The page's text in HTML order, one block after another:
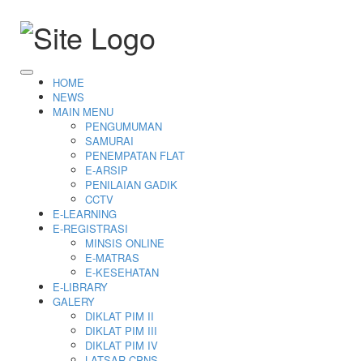
HOME
NEWS
MAIN MENU
PENGUMUMAN
SAMURAI
PENEMPATAN FLAT
E-ARSIP
PENILAIAN GADIK
CCTV
E-LEARNING
E-REGISTRASI
MINSIS ONLINE
E-MATRAS
E-KESEHATAN
E-LIBRARY
GALERY
DIKLAT PIM II
DIKLAT PIM III
DIKLAT PIM IV